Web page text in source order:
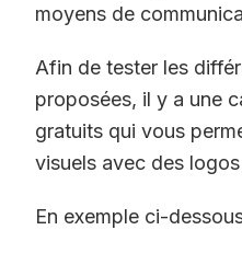
moyens de
Afin de tester les
proposées, il y a une
gratuits qui vous
visuels avec des
En exemple ci-